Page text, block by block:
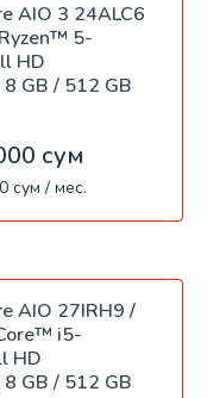
AIO 3 24ALC6
5-
HD
GB / 512 GB
сум
сум / мес.
AIO 27IRH9 /
i5-
HD
GB / 512 GB